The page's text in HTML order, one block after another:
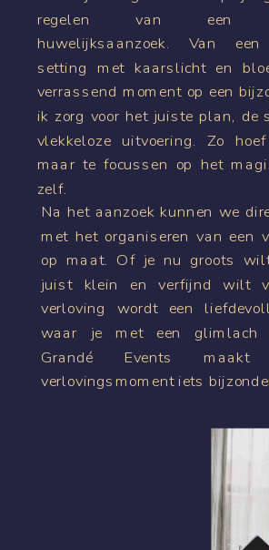
regelen van een
huwelijksaanzoek. Van een
setting met kaarslicht en
verrassend moment op een
ik zorg voor het juiste plan, de
vlekkeloze uitvoering. Zo
maar te focussen op het
zelf.
Na het aanzoek kunnen we
met het organiseren van een
op maat. Of je nu groots
juist klein en verfijnd wilt
verloving wordt een
waar je met een glimlach
Grandé Events
verlovingsmoment iets